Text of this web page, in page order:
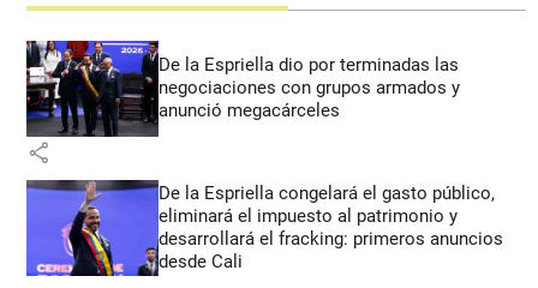
De la Espriella dio por terminadas las
negociaciones con grupos armados y
anunció megacárceles
share
De la Espriella congelará el gasto público,
eliminará el impuesto al patrimonio y
desarrollará el fracking: primeros anuncios
desde Cali